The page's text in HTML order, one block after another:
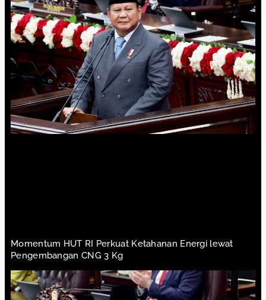
Momentum HUT RI Perkuat Ketahanan Energi lewat
Pengembangan CNG 3 Kg